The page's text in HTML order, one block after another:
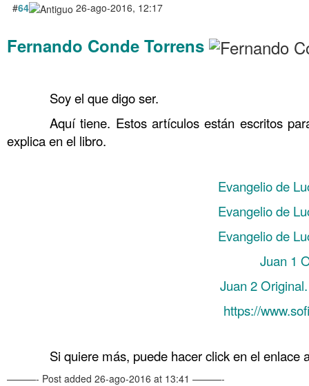
#64 26-ago-2016, 12:17
Fernando Conde Torrens
Soy el que digo ser.
Aquí tiene. Estos artículos están escritos
explica en el libro.
Evangelio de
Evangelio de
Evangelio de
Juan 1
Juan 2
https://
Si quiere más, puede hacer click en el enlace
———- Post added 26-ago-2016 at 13:41 ———-